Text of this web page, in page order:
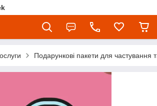
Подарункові пакети для частування